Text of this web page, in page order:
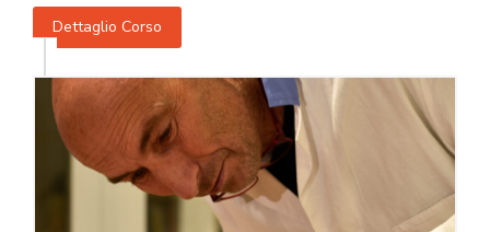
Dettaglio Corso